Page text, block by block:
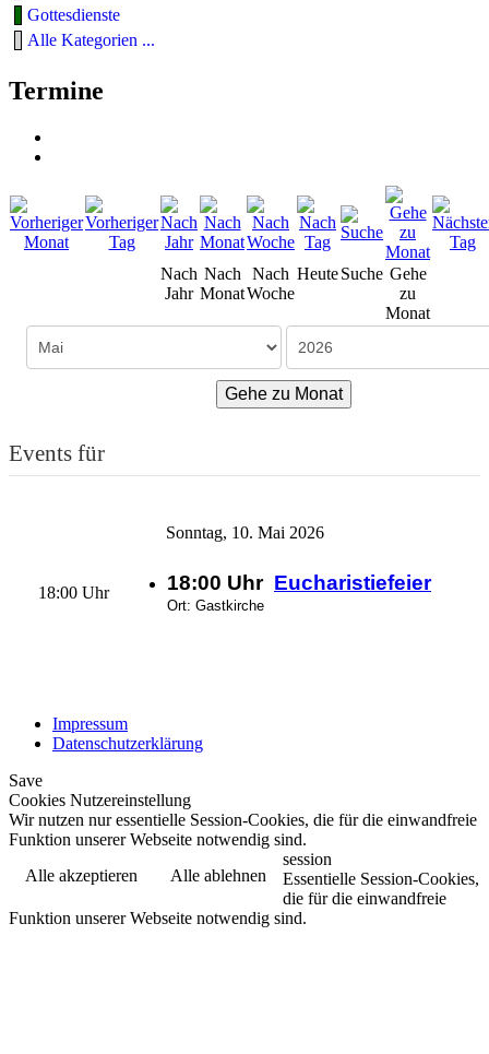
Gottesdienste
Alle Kategorien ...
Termine
Nach
Jahr
Nach
Monat
Nach
Woche
HeuteSuche Gehe
zu
Monat
Gehe zu Monat
Events für
Sonntag, 10. Mai 2026
18:00 Uhr 18:00 Uhr Eucharistiefeier
Ort: Gastkirche
Impressum
Datenschutzerklärung
Save
Cookies Nutzereinstellung
Wir nutzen nur essentielle Session-Cookies, die für die einwandfreie
Funktion unserer Webseite notwendig sind.
Alle akzeptieren
Alle ablehnen
session
Essentielle Session-Cookies,
die für die einwandfreie
Funktion unserer Webseite notwendig sind.